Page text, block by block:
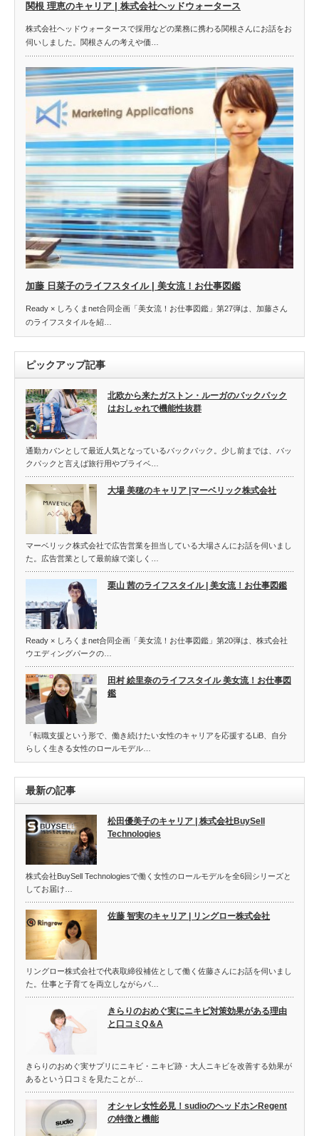
関根 理恵のキャリア | 株式会社ヘッドウォータース
株式会社ヘッドウォータースで採用などの業務に携わる関根さんにお話をお
伺いしました。関根さんの考えや価…
加藤 日菜子のライフスタイル | 美女流！お仕事図鑑
Ready × しろくまnet合同企画「美女流！お仕事図鑑」第27弾は、加藤さん
のライフスタイルを紹…
ピックアップ記事
北欧から来たガストン・ルーガのバックパック
はおしゃれで機能性抜群
通勤カバンとして最近人気となっているバックパック。少し前までは、バッ
クパックと言えば旅行用やプライベ…
大場 美穂のキャリア |マーベリック株式会社
マーベリック株式会社で広告営業を担当している大場さんにお話を伺いまし
た。広告営業として最前線で楽しく…
栗山 茜のライフスタイル | 美女流！お仕事図鑑
Ready × しろくまnet合同企画「美女流！お仕事図鑑」第20弾は、株式会社
ウエディングパークの…
田村 絵里奈のライフスタイル 美女流！お仕事図
鑑
「転職支援という形で、働き続けたい女性のキャリアを応援するLiB、自分
らしく生きる女性のロールモデル…
最新の記事
松田優美子のキャリア | 株式会社BuySell
Technologies
株式会社BuySell Technologiesで働く女性のロールモデルを全6回シリーズと
してお届け…
佐藤 智実のキャリア | リングロー株式会社
リングロー株式会社で代表取締役補佐として働く佐藤さんにお話を伺いまし
た。仕事と子育てを両立しながらバ…
きらりのおめぐ実にニキビ対策効果がある理由
と口コミQ＆A
きらりのおめぐ実サプリにニキビ・ニキビ跡・大人ニキビを改善する効果が
あるという口コミを見たことが…
オシャレ女性必見！sudioのヘッドホンRegent
の特徴と機能